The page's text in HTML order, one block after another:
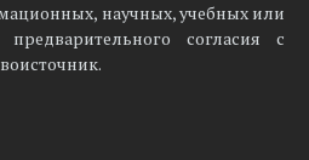
научных, учебных или
согласия с